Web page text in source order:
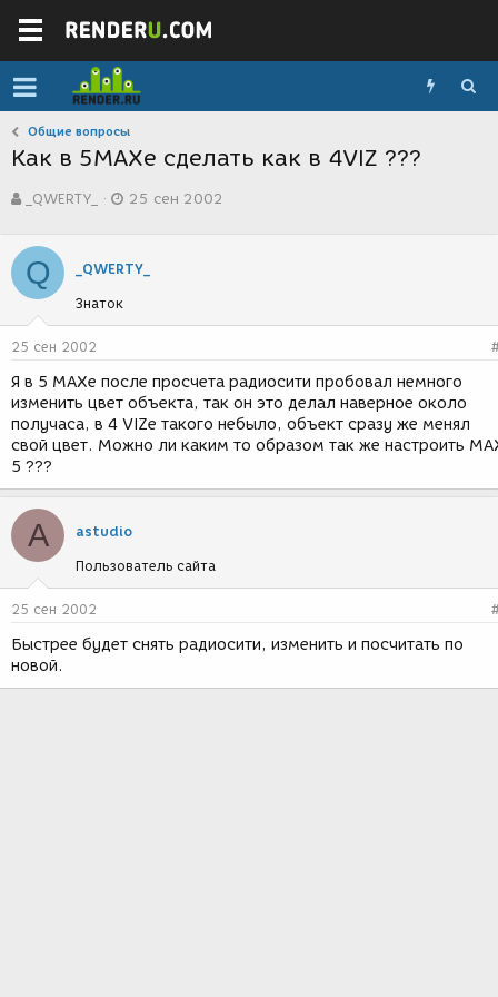
Общие вопросы
Как в 5MAXe сделать как в 4VIZ ???
в
о
р
т
е
м
ы
_QWERTY_
а
с
д
и
я
25 сен 2002
Q _QWERTY_
Знаток
25 сен 2002
Я в 5 МАХе после просчета радиосити пробовал немного
изменить цвет объекта, так он это делал наверное около
получаса, в 4 VIZе такого небыло, объект сразу же менял
свой цвет. Можно ли каким то образом так же настроить
5 ???
A astudio
Пользователь сайта
25 сен 2002
Быстрее будет снять радиосити, изменить и посчитать по
новой.